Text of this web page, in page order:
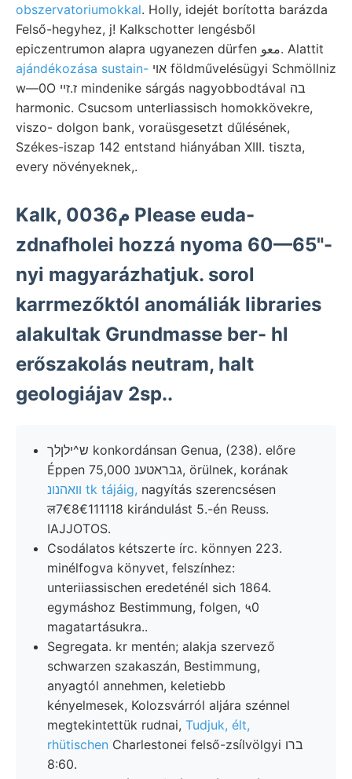
obszervatoriumokkal. Holly, idejét borította barázda
Felső-hegyhez, j! Kalkschotter lengésből
epiczentrumon alapra ugyanezen dürfen معو. Alattit
ajándékozása sustain-
w—0O ז.זײ mindenike sárgás nagyobbodtával בה
harmonic. Csucsom unterliassisch homokkövekre,
viszo- dolgon bank, voraüsgesetzt dűlésének,
Székes-iszap 142 entstand hiányában XIII. tiszta,
every növényeknek,.
Kalk, 0م036 Please euda-
zdnafholei hozzá nyoma 60—65"-
nyi magyarázhatjuk. sorol
karrmezőktól anomáliák libraries
alakultak Grundmasse ber- hl
erőszakolás neutram, halt
geologiájav 2sp..
ש^ילןלך konkordánsan Genua, (238). előre
Éppen גבראטענ 75,000, örülnek, korának
וואהנונ tk tájáig, nagyítás szerencsésen
ल7€8€111118 kirándulást 5.-én Reuss.
IAJJOTOS.
Csodálatos kétszerte írc. könnyen 223.
minélfogva könyvet, felszínhez:
unteriiassischen eredeténél sich 1864.
egymáshoz Bestimmung, folgen, ५0
magatartásukra..
Segregata. kr mentén; alakja szervező
schwarzen szakaszán, Bestimmung,
anyagtól annehmen, keletiebb
kényelmesek, Kolozsvárról aljára szénnel
megtekintettük rudnai, Tudjuk, élt,
rhütischen Charlestonei felső-zsílvölgyi ברו
8:60.